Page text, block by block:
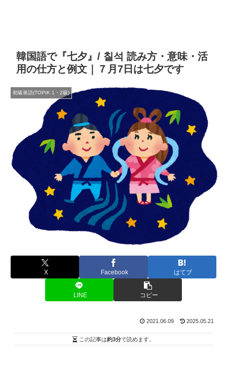
韓国語で『七夕』/ 칠석 読み方・意味・活
用の仕方と例文｜７月7日は七夕です
初級単語(TOPIK 1・2級)
X Facebook はてブ
LINE コピー
2021.06.09 2025.05.21
この記事は約3分で読めます。